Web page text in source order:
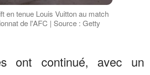
en tenue Louis Vuitton au match
de l'AFC | Source : Getty
ont continué, avec un